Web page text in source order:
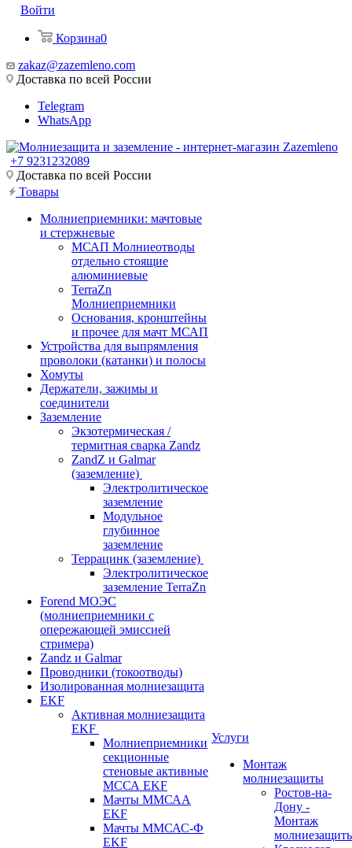
Войти
Корзина0
zakaz@zazemleno.com
Доставка по всей России
Telegram
WhatsApp
+7 9231232089
Доставка по всей России
Товары
Молниеприемники: мачтовые
и стержневые
МСАП Молниеотводы
отдельно стоящие
алюминиевые
TerraZn
Молниеприемники
Основания, кронштейны
и прочее для мачт МСАП
Устройства для выпрямления
проволоки (катанки) и полосы
Хомуты
Держатели, зажимы и
соединители
Заземление
Экзотермическая /
термитная сварка Zandz
ZandZ и Galmar
(заземление)
Электролитическое
заземление
Модульное
глубинное
заземление
Террацинк (заземление)
Электролитическое
заземление TerraZn
Forend МОЭС
(молниеприемники с
опережающей эмиссией
стримера)
Zandz и Galmar
Проводники (токоотводы)
Изолированная молниезащита
EKF
Активная молниезащита
EKF
Молниеприемники
секционные
стеновые активные
МССА EKF
Мачты ММСАА
EKF
Мачты ММСАС-Ф
EKF
Услуги
Монтаж
молниезащиты
Ростов-на-
Дону -
Монтаж